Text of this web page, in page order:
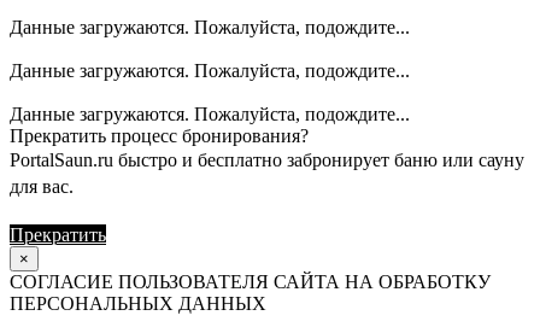
Данные загружаются. Пожалуйста, подождите...
Данные загружаются. Пожалуйста, подождите...
Данные загружаются. Пожалуйста, подождите...
Прекратить процесс бронирования?
PortalSaun.ru быстро и бесплатно забронирует баню или сауну
для вас.
Прекратить
×
СОГЛАСИЕ ПОЛЬЗОВАТЕЛЯ САЙТА НА ОБРАБОТКУ
ПЕРСОНАЛЬНЫХ ДАННЫХ